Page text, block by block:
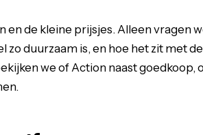
en de kleine prijsjes. Alleen vragen
duurzaam is, en hoe het zit met
we of Action naast goedkoop,